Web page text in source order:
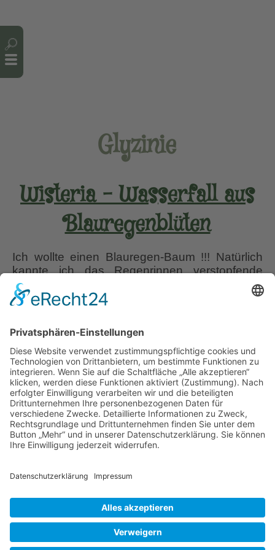
Glyzinie
Wisteria – Wasserfall aus
Blauregenblüten
Ich wollte einen Blauregen-Baum !!! Natürlich
kannte ich das Regenrinnen verstopfende
Monster Wisteria schon seit meiner Kindheit.
Beachtet habe ich es nur, wenn ich es
als ich meinen eigenen Garten bekam, in die
Kategorie: “schau ich mir gerne in anderen
Gärten…Wisteria
–
Wasserfall
aus
Blauregenblüten
Liebe Leser! Ihr könnt euch per E-Mail
informieren lassen, wenn neue Artikel auf
Wurzerlsgarten erscheinen.Folgt dafür einfach
diesem Link und gebt dort eure E-Mailadresse